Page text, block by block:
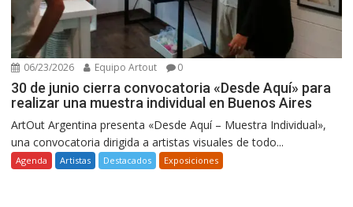
06/23/2026 Equipo Artout 0
30 de junio cierra convocatoria «Desde Aquí» para
realizar una muestra individual en Buenos Aires
ArtOut Argentina presenta «Desde Aquí – Muestra Individual»,
una convocatoria dirigida a artistas visuales de todo...
Agenda Artistas Destacados Exposiciones